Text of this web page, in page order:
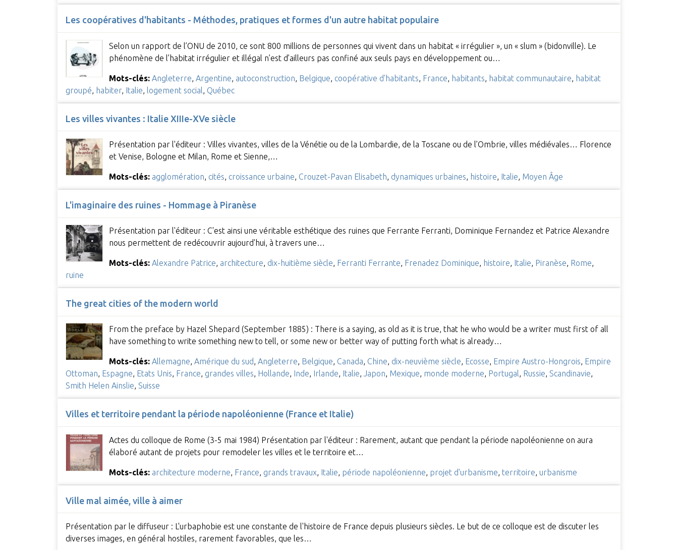
Les coopératives d'habitants - Méthodes, pratiques et formes d'un autre habitat populaire
Selon un rapport de l’ONU de 2010, ce sont 800 millions de personnes qui vivent dans un habitat « irrégulier », un « slum » (bidonville). Le
phénomène de l’habitat irrégulier et illégal n’est d’ailleurs pas confiné aux seuls pays en développement ou…
Mots-clés: Angleterre Argentine autoconstruction Belgique coopérative d'habitants France habitants habitat communautaire
habitat
groupé
habiter, Italie logement social Québec
Les villes vivantes : Italie XIIIe-XVe siècle
Présentation par l'éditeur : Villes vivantes, villes de la Vénétie ou de la Lombardie, de la Toscane ou de l’Ombrie, villes médiévales… Florence
et Venise, Bologne et Milan, Rome et Sienne,…
Mots-clés: agglomération, cités, croissance urbaine, Crouzet-Pavan Elisabeth, dynamiques urbaines, histoire, Italie, Moyen Âge
L'imaginaire des ruines - Hommage à Piranèse
Présentation par l'éditeur : C'est ainsi une véritable esthétique des ruines que Ferrante Ferranti, Dominique Fernandez et Patrice Alexandre
nous permettent de redécouvrir aujourd'hui, à travers une…
Mots-clés: Alexandre Patrice, architecture, dix-huitième siècle, Ferranti Ferrante, Frenadez Dominique, histoire, Italie, Piranèse, Rome,
ruine
The great cities of the modern world
From the preface by Hazel Shepard (September 1885) : There is a saying, as old as it is true, that he who would be a writer must first of all
have something to write something new to tell, or some new or better way of putting forth what is already…
Mots-clés: Allemagne, Amérique du sud, Angleterre, Belgique, Canada, Chine, dix-neuvième siècle, Ecosse, Empire Austro-Hongrois, Empire
Ottoman, Espagne, Etats Unis, France, grandes villes, Hollande, Inde, Irlande, Italie, Japon, Mexique, monde moderne, Portugal, Russie, Scandinavie,
Smith Helen Ainslie, Suisse
Villes et territoire pendant la période napoléonienne (France et Italie)
Actes du colloque de Rome (3-5 mai 1984) Présentation par l'éditeur : Rarement, autant que pendant la période napoléonienne on aura
élaboré autant de projets pour remodeler les villes et le territoire et…
Mots-clés: architecture moderne France grands travaux Italie période napoléonienne projet d'urbanisme territoire urbanisme
Ville mal aimée, ville à aimer
Présentation par le diffuseur : L'urbaphobie est une constante de l'histoire de France depuis plusieurs siècles. Le but de ce colloque est de discuter les
diverses images, en général hostiles, rarement favorables, que les…